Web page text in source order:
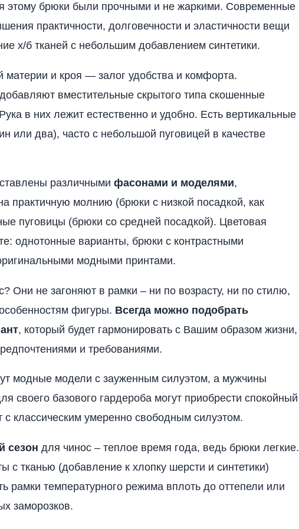
этому брюки были прочными и не жаркими. Современные
практичности, долговечности и эластичности вещи
х/б тканей с небольшим добавлением синтетики.
материи и кроя — залог удобства и комфорта.
вместительные скрытого типа скошенные
в них лежит естественно и удобно. Есть вертикальные
или два), часто с небольшой пуговицей в качестве
различными фасонами и моделями,
практичную молнию (брюки с низкой посадкой, как
пуговицы (брюки со средней посадкой). Цветовая
однотонные варианты, брюки с контрастными
модными принтами.
Они не загоняют в рамки – ни по возрасту, ни по стилю,
фигуры. Всегда можно подобрать
, который будет гармонировать с Вашим образом жизни,
и требованиями.
модные модели с зауженным силуэтом, а мужчины
своего базового гардероба могут приобрести спокойный
с классическим умеренно свободным силуэтом.
сезон для чинос – теплое время года, ведь брюки легкие.
с тканью (добавление к хлопку шерсти и синтетики)
рамки температурного режима вплоть до оттепели или
заморозков.